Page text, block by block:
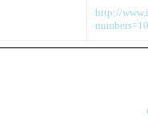
http://